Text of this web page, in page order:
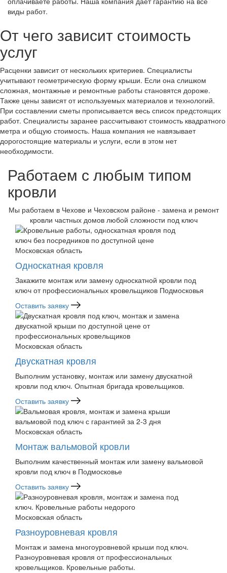
виды работ.
От чего зависит стоимость
услуг
Расценки зависит от нескольких критериев. Специалисты
учитывают геометрическую форму крыши. Если она слишком
сложная, монтажные и ремонтные работы становятся дороже.
Также цены зависят от используемых материалов и технологий.
При составлении сметы прописывается весь список предстоящих
работ. Специалисты заранее рассчитывают стоимость квадратного
метра и общую стоимость. Наша компания не навязывает
дорогостоящие материалы и услуги, если в этом нет
необходимости.
Работаем с любым типом
кровли
Мы работаем в Чехове и Чеховском районе - замена и ремонт
кровли частных домов любой сложности под ключ
Московская область
Односкатная кровля
Закажите монтаж или замену односкатной кровли под
ключ от профессиональных кровельщиков Подмосковья
Оставить заявку
Московская область
Двускатная кровля
Выполним установку, монтаж или замену двускатной
кровли под ключ. Опытная бригада кровельщиков.
Оставить заявку
Московская область
Монтаж вальмовой кровли
Выполним качественный монтаж или замену вальмовой
кровли под ключ в Подмосковье
Оставить заявку
Московская область
Разноуровневая кровля
Монтаж и замена многоуровневой крыши под ключ.
Разноуровневая кровля от профессиональных
кровельщиков. Кровельные работы.